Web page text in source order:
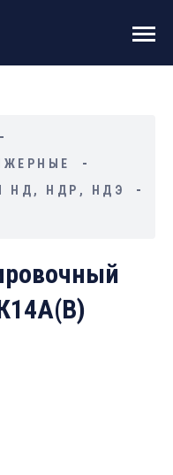
НД, НДР, НДЭ